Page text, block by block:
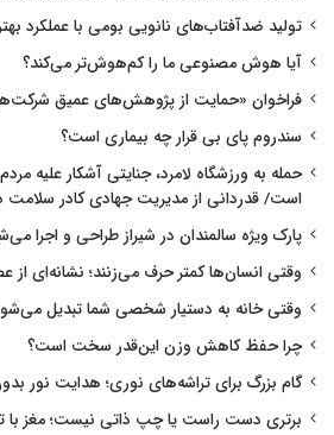
تولید ضدآفتاب‌های نانویی بومی با عملکرد
آیا هوش مصنوعی ما را کم‌هوش‌تر می‌کند؟
فراخوان «حمایت از پژوهش‌های عمیق
سندروم پای بی قرار چه بیماری است؟
حمله به ورزشگاه لامرد، جنایتی آشکار علیه
است/ قدردانی از مدیریت جهادی کادر سلامت
پارک ویژه سالمندان در شیراز طراحی و اجرا
وقتی انسان‌ها کمتر حرف می‌زنند؛ نشانه‌ای از
وقتی خانه به دستیار شخصی شما تبدیل
چرا حفظ کاهش وزن این‌قدر سخت است؟
گام بزرگ برای تراشه‌های نوری؛ هدایت نور
برتری دست راست یا چپ ذاتی نیست؛ مغز با